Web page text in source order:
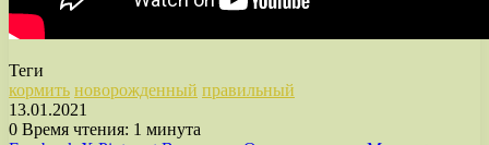
Теги
кормить новорожденный правильный
13.01.2021
0 Время чтения: 1 минута